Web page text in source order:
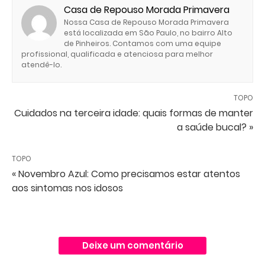
Casa de Repouso Morada Primavera
Nossa Casa de Repouso Morada Primavera
está localizada em São Paulo, no bairro Alto
de Pinheiros. Contamos com uma equipe
profissional, qualificada e atenciosa para melhor
atendê-lo.
TOPO
Cuidados na terceira idade: quais formas de manter
a saúde bucal? »
TOPO
« Novembro Azul: Como precisamos estar atentos
aos sintomas nos idosos
Deixe um comentário